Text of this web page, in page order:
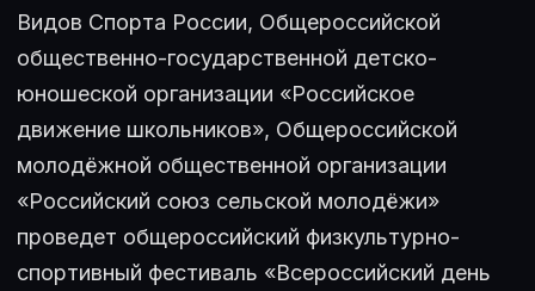
Видов Спорта России, Общероссийской
общественно-государственной детско-
юношеской организации «Российское
движение школьников», Общероссийской
молодёжной общественной организации
«Российский союз сельской молодёжи»
проведет общероссийский физкультурно-
спортивный фестиваль «Всероссийский день